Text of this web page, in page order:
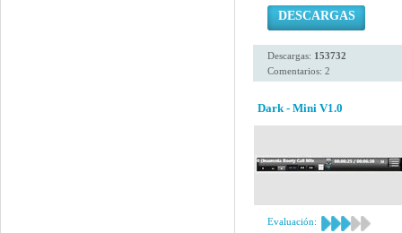
DESCARGAS
Descargas: 153732
Comentarios: 2
Dark - Mini V1.0
Evaluación: